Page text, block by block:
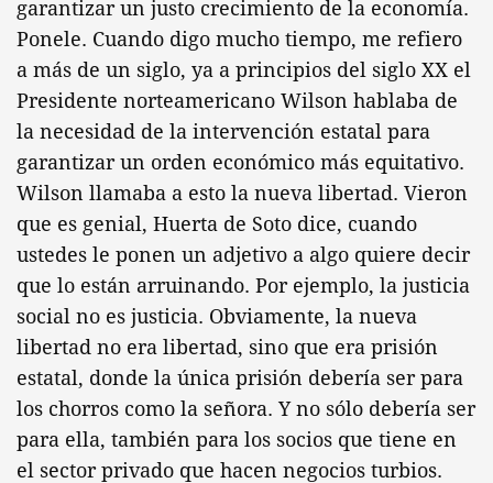
garantizar un justo crecimiento de la economía.
Ponele. Cuando digo mucho tiempo, me refiero
a más de un siglo, ya a principios del siglo XX el
Presidente norteamericano Wilson hablaba de
la necesidad de la intervención estatal para
garantizar un orden económico más equitativo.
Wilson llamaba a esto la nueva libertad. Vieron
que es genial, Huerta de Soto dice, cuando
ustedes le ponen un adjetivo a algo quiere decir
que lo están arruinando. Por ejemplo, la justicia
social no es justicia. Obviamente, la nueva
libertad no era libertad, sino que era prisión
estatal, donde la única prisión debería ser para
los chorros como la señora. Y no sólo debería ser
para ella, también para los socios que tiene en
el sector privado que hacen negocios turbios.